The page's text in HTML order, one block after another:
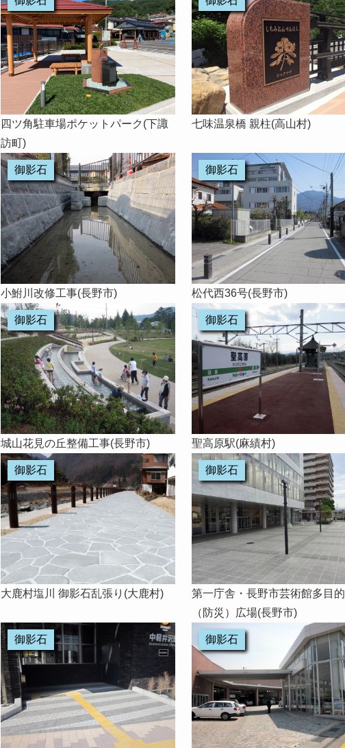
四ツ角駐車場ポケットパーク(下諏
訪町)
七味温泉橋 親柱(高山村)
小鮒川改修工事(長野市)
御影石
松代西36号(長野市)
御影石
城山花見の丘整備工事(長野市)
御影石
聖高原駅(麻績村)
御影石
大鹿村塩川 御影石乱張り(大鹿村)
御影石
第一庁舎・長野市芸術館多目的
（防災）広場(長野市)
御影石
御影石 御影石